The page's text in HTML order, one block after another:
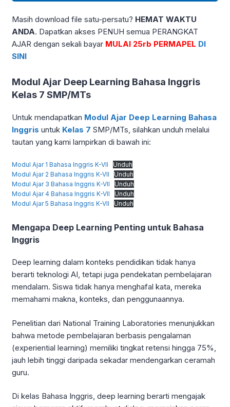
Masih download file satu-persatu? HEMAT WAKTU
ANDA. Dapatkan akses PENUH semua PERANGKAT
AJAR dengan sekali bayar MULAI 25rb PERMAPEL DI
SINI
Modul Ajar Deep Learning Bahasa Inggris
Kelas 7 SMP/MTs
Untuk mendapatkan Modul Ajar Deep Learning Bahasa
Inggris untuk Kelas 7 SMP/MTs, silahkan unduh melalui
tautan yang kami lampirkan di bawah ini:
Modul Ajar 1 Bahasa Inggris K-VII
Unduh
Modul Ajar 2 Bahasa Inggris K-VII
Unduh
Modul Ajar 3 Bahasa Inggris K-VII
Unduh
Modul Ajar 4 Bahasa Inggris K-VII
Unduh
Modul Ajar 5 Bahasa Inggris K-VII
Unduh
Mengapa Deep Learning Penting untuk Bahasa
Inggris
Deep learning dalam konteks pendidikan tidak hanya
berarti teknologi AI, tetapi juga pendekatan pembelajaran
mendalam. Siswa tidak hanya menghafal kata, mereka
memahami makna, konteks, dan penggunaannya.
Penelitian dari National Training Laboratories menunjukkan
bahwa metode pembelajaran berbasis pengalaman
(experiential learning) memiliki tingkat retensi hingga 75%,
jauh lebih tinggi daripada sekadar mendengarkan ceramah
guru.
Di kelas Bahasa Inggris, deep learning berarti mengajak